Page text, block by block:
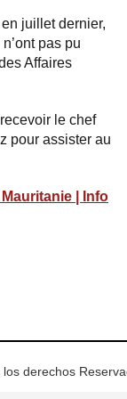
juillet dernier,
pas pu
Affaires
le chef
pour assister au
| Info
derechos